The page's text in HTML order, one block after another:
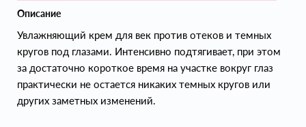
Описание
Увлажняющий крем для век против отеков и темных
кругов под глазами. Интенсивно подтягивает, при этом
за достаточно короткое время на участке вокруг глаз
практически не остается никаких темных кругов или
других заметных изменений.